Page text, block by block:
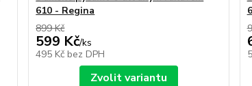
610 - Regina
899 Kč
599 Kč/ks
495 Kč bez DPH
Zvolit variantu